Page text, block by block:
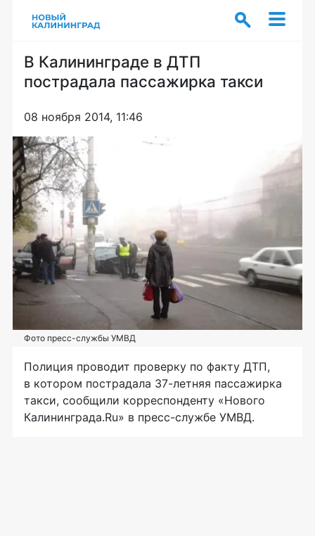
В Калининграде в ДТП
пострадала пассажирка такси
08 ноября 2014, 11:46
Фото пресс-службы УМВД
Полиция проводит проверку по факту ДТП,
в котором пострадала 37-летняя пассажирка
такси, сообщили корреспонденту «Нового
Калининграда.Ru» в пресс-службе УМВД.